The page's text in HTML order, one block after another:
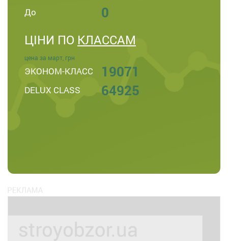
До 0
ЦІНИ ПО КЛАССАМ
цена за март, грн
ЭКОНОМ-КЛАСС 19071
DELUX CLASS 64925